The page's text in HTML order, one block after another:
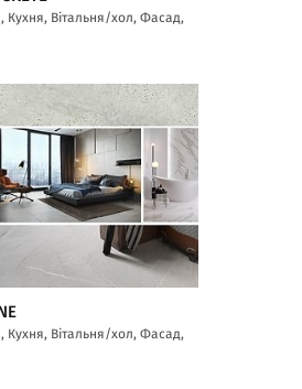
Кухня, Вітальня/хол, Фасад,
Кухня, Вітальня/хол, Фасад,